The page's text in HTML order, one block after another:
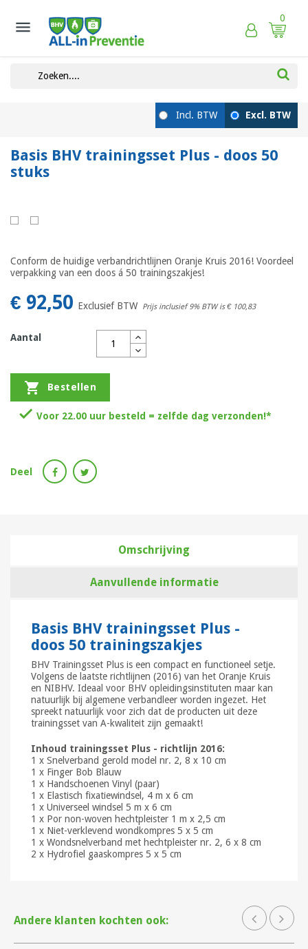
 0
Basis BHV trainingsset Plus - doos 50
stuks
Conform de huidige verbandrichtlijnen Oranje Kruis 2016! Voordeel
verpakking van een doos á 50 trainingszakjes!
€ 92,50 Exclusief BTW Prijs inclusief 9% BTW is€ 100,83
Aantal
 Bestellen
 Voor 22.00 uur besteld = zelfde dag verzonden!*
Deel
Omschrijving
Aanvullende informatie
Basis BHV trainingsset Plus -
doos 50 trainingszakjes
BHV Trainingsset Plus is een compact en functioneel setje.
Volgens de laatste richtlijnen (2016) van het Oranje Kruis
en NIBHV. Ideaal voor BHV opleidingsinstituten maar kan
natuurlijk bij algemene verbandleer worden ingezet. Het
spreekt natuurlijk voor zich dat de producten uit deze
trainingsset van A-kwaliteit zijn gemaakt!
Inhoud trainingsset Plus - richtlijn 2016:
1 x Snelverband gerold model nr. 2, 8 x 10 cm
1 x Finger Bob Blauw
1 x Handschoenen Vinyl (paar)
1 x Elastisch fixatiewindsel, 4 m x 6 cm
1 x Universeel windsel 5 m x 6 cm
1 x Por non-woven hechtpleister 1 m x 2,5 cm
1 x Niet-verklevend wondkompres 5 x 5 cm
1 x Wondsnelverband met hechtpleister nr. 2, 6 x 8 cm
2 x Hydrofiel gaaskompres 5 x 5 cm
Andere klanten kochten ook: